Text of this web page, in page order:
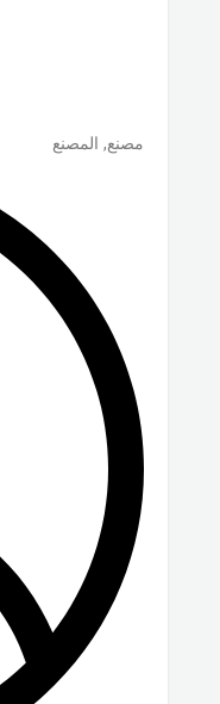
مصنع, المصنع